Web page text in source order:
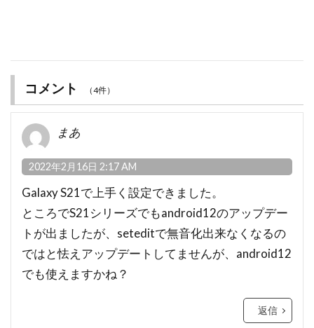
コメント （4件）
まあ
2022年2月16日 2:17 AM
Galaxy S21で上手く設定できました。
ところでS21シリーズでもandroid12のアップデー
トが出ましたが、seteditで無音化出来なくなるの
ではと怯えアップデートしてませんが、android12
でも使えますかね？
返信